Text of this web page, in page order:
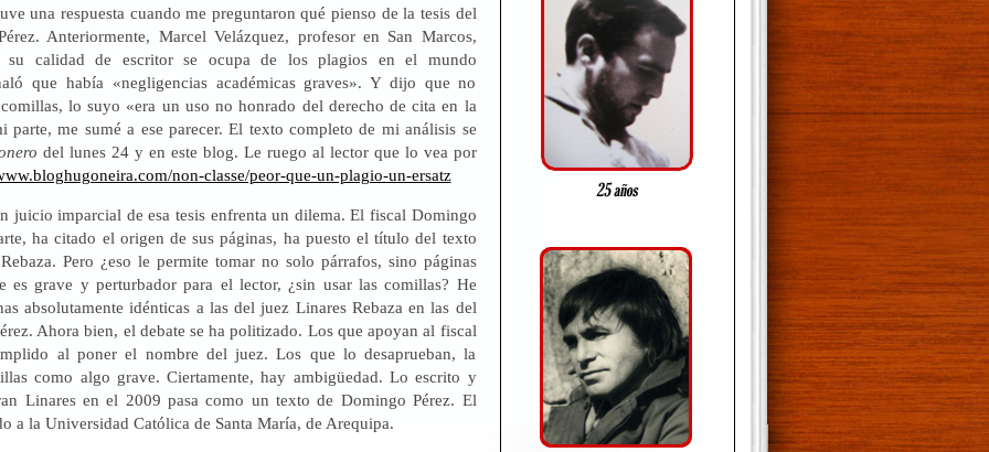
una respuesta cuando me preguntaron qué pienso de la tesis del
Anteriormente, Marcel Velázquez, profesor en San Marcos,
su calidad de escritor se ocupa de los plagios en el mundo
que había «negligencias académicas graves». Y dijo que no
lo suyo «era un uso no honrado del derecho de cita en la
parte, me sumé a ese parecer. El texto completo de mi análisis se
del lunes 24 y en este blog. Le ruego al lector que lo vea por
non-classe/peor-que-un-plagio-un-ersatz
juicio imparcial de esa tesis enfrenta un dilema. El fiscal Domingo
ha citado el origen de sus páginas, ha puesto el título del texto
Pero ¿eso le permite tomar no solo párrafos, sino páginas
es grave y perturbador para el lector, ¿sin usar las comillas? He
absolutamente idénticas a las del juez Linares Rebaza en las del
Ahora bien, el debate se ha politizado. Los que apoyan al fiscal
al poner el nombre del juez. Los que lo desaprueban, la
como algo grave. Ciertamente, hay ambigüedad. Lo escrito y
Linares en el 2009 pasa como un texto de Domingo Pérez. El
a la Universidad Católica de Santa María, de Arequipa.